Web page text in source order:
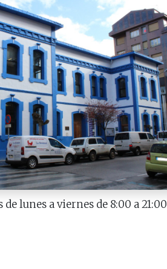
lunes a viernes de 8:00 a 21:00